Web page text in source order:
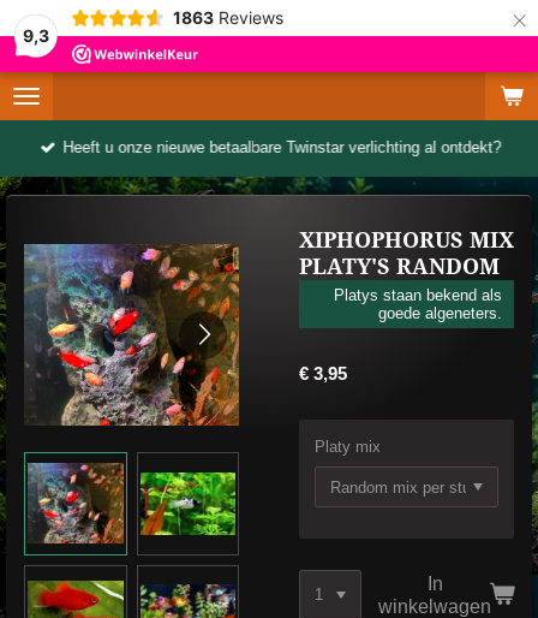
9,3
1863 Reviews ×
Heeft u onze nieuwe betaalbare Twinstar verlichting al ontdekt?
XIPHOPHORUS MIX
PLATY'S RANDOM
Platys staan bekend als
goede algeneters.
€ 3,95
Platy mix
In
winkelwagen